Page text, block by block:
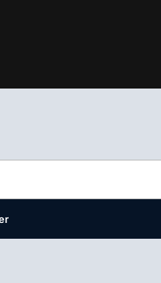
van deze site zijn de